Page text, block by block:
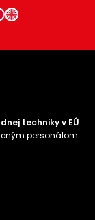
techniky v EÚ.
personálom.